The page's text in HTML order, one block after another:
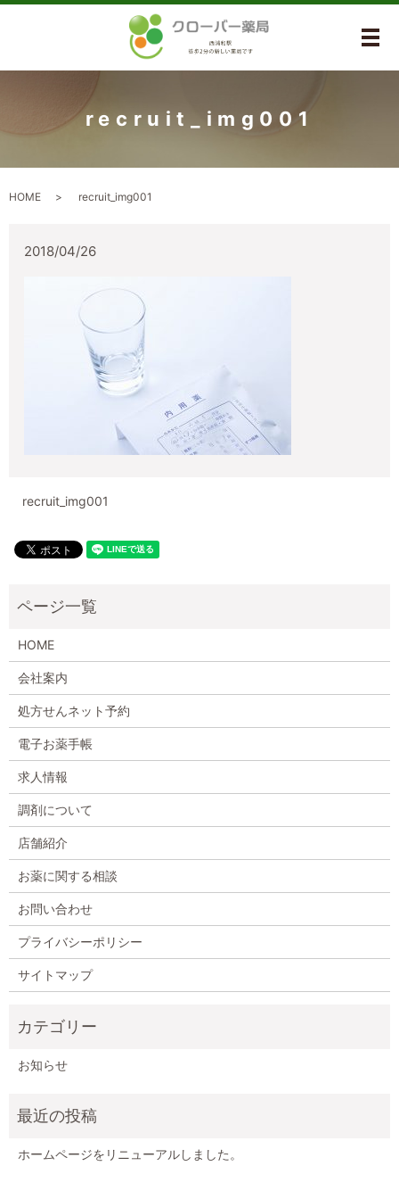
メ
recruit_img001
HOME recruit_img001
2018/04/26
recruit_img001
HOME
会社案内
処方せんネット予約
電子お薬手帳
求人情報
調剤について
店舗紹介
お薬に関する相談
お問い合わせ
プライバシーポリシー
サイトマップ
お知らせ
ホームページをリニューアルしました。